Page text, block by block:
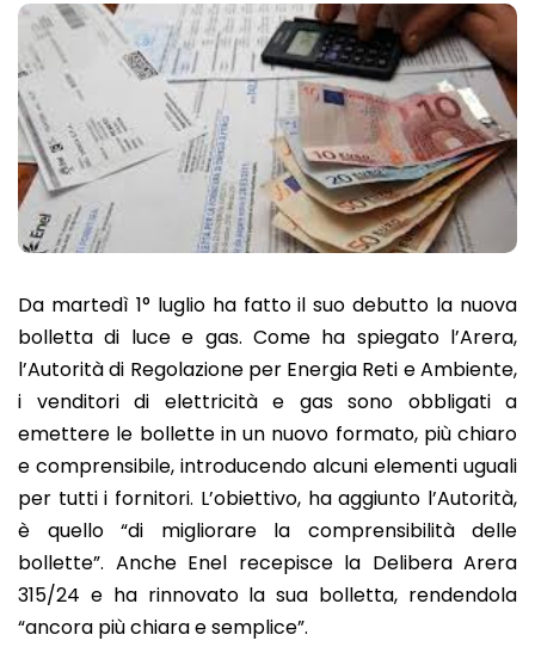
Da martedì 1° luglio ha fatto il suo debutto la nuova
bolletta di luce e gas. Come ha spiegato l’Arera,
l’Autorità di Regolazione per Energia Reti e Ambiente,
i venditori di elettricità e gas sono obbligati a
emettere le bollette in un nuovo formato, più chiaro
e comprensibile, introducendo alcuni elementi uguali
per tutti i fornitori. L’obiettivo, ha aggiunto l’Autorità,
è quello “di migliorare la comprensibilità delle
bollette”. Anche Enel recepisce la Delibera Arera
315/24 e ha rinnovato la sua bolletta, rendendola
“ancora più chiara e semplice”.